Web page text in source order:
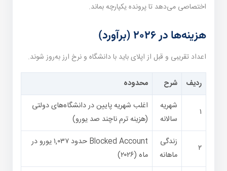
اختصاصی می‌دهد تا پرونده یکپارچه بماند.
هزینه‌ها در ۲۰۲۶ (برآورد)
اعداد تقریبی و قبل از اپلای باید با دانشگاه و نرخ ارز به‌روز شوند.
ردیف شرح محدوده
۱
شهریه
سالانه
اغلب شهریه پایین در دانشگاه‌های دولتی
(هزینه ترم ناچند صد یورو)
۲
زندگی
ماهانه
Blocked Account حدود ۱,۰۳۷ یورو در
ماه (۲۰۲۶)